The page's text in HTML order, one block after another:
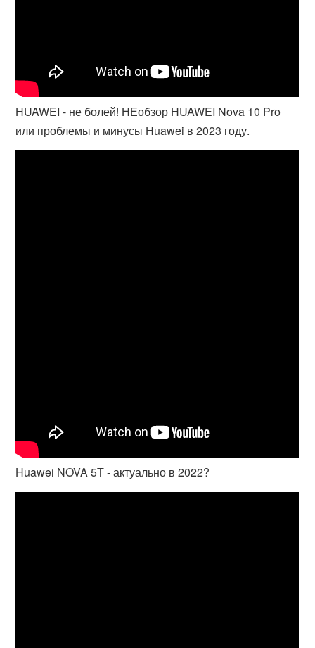
HUAWEI - не болей! НЕобзор HUAWEI Nova 10 Pro
или проблемы и минусы Huawei в 2023 году.
Huawei NOVA 5T - актуально в 2022?